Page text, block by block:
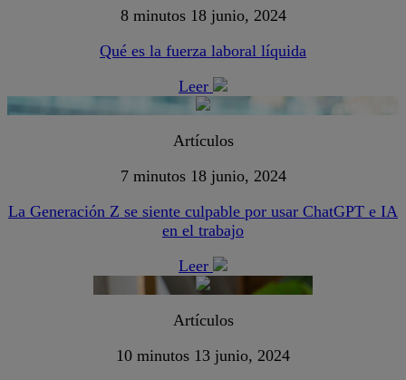
8 minutos 18 junio, 2024
Qué es la fuerza laboral líquida
Leer
Artículos
7 minutos 18 junio, 2024
La Generación Z se siente culpable por usar ChatGPT e IA
en el trabajo
Leer
Artículos
10 minutos 13 junio, 2024